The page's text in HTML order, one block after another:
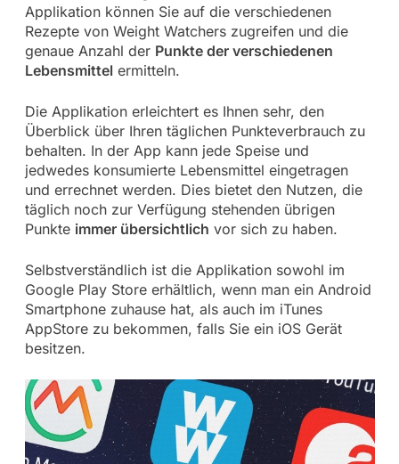
Applikation können Sie auf die verschiedenen
Rezepte von Weight Watchers zugreifen und die
genaue Anzahl der Punkte der verschiedenen
Lebensmittel ermitteln.
Die Applikation erleichtert es Ihnen sehr, den
Überblick über Ihren täglichen Punkteverbrauch zu
behalten. In der App kann jede Speise und
jedwedes konsumierte Lebensmittel eingetragen
und errechnet werden. Dies bietet den Nutzen, die
täglich noch zur Verfügung stehenden übrigen
Punkte immer übersichtlich vor sich zu haben.
Selbstverständlich ist die Applikation sowohl im
Google Play Store erhältlich, wenn man ein Android
Smartphone zuhause hat, als auch im iTunes
AppStore zu bekommen, falls Sie ein iOS Gerät
besitzen.